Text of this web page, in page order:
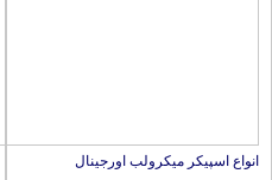
انواع اسپیکر میکرولب اورجینال